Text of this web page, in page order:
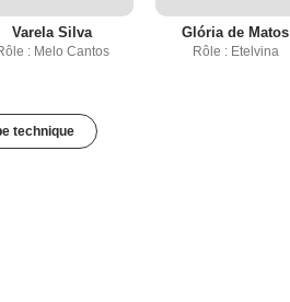
Varela Silva
: Melo Cantos
Glória de Matos
Rôle : Etelvina
technique